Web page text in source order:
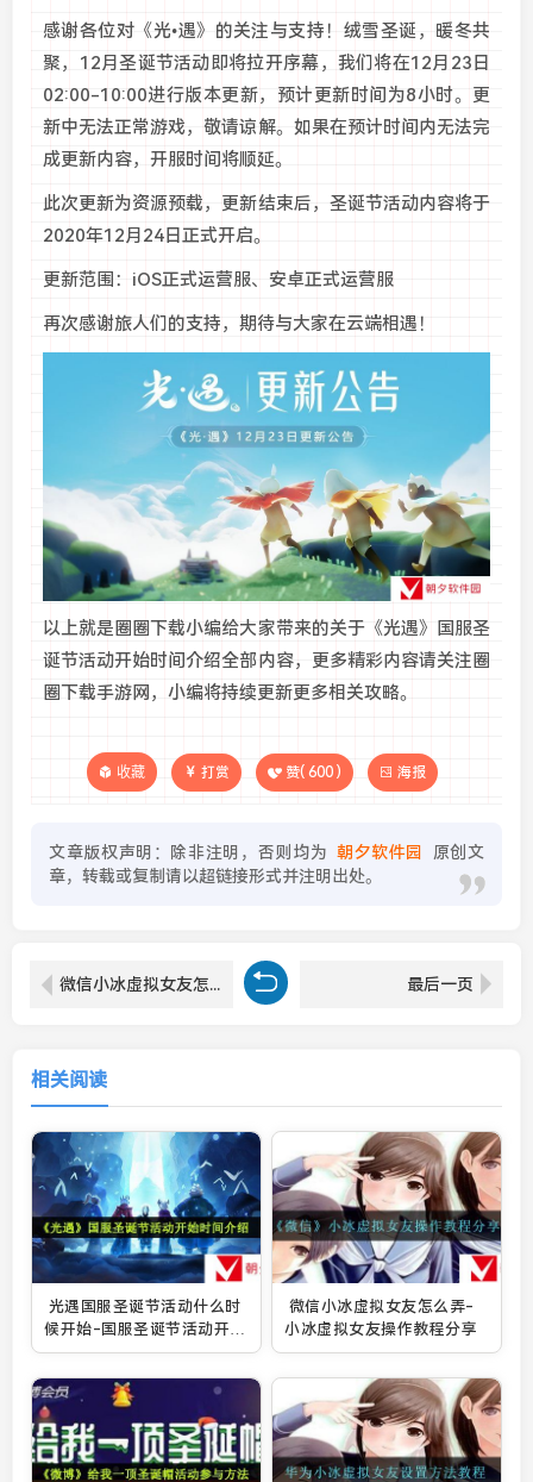
感谢各位对《光•遇》的关注与支持！绒雪圣诞，暖冬共
聚，12月圣诞节活动即将拉开序幕，我们将在12月23日
02:00-10:00进行版本更新，预计更新时间为8小时。更
新中无法正常游戏，敬请谅解。如果在预计时间内无法完
成更新内容，开服时间将顺延。
此次更新为资源预载，更新结束后，圣诞节活动内容将于
2020年12月24日正式开启。
更新范围：iOS正式运营服、安卓正式运营服
再次感谢旅人们的支持，期待与大家在云端相遇！
以上就是圈圈下载小编给大家带来的关于《光遇》国服圣
诞节活动开始时间介绍全部内容，更多精彩内容请关注圈
圈下载手游网，小编将持续更新更多相关攻略。
收藏 打赏 赞( 600 ) 海报
文章版权声明：除非注明，否则均为 朝夕软件园
原创文
章，转载或复制请以超链接形式并注明出处。
微信小冰虚拟女友怎么弄-小冰虚拟女友操作教程分享 最后一页
相关阅读
光遇国服圣诞节活动什么时
候开始-国服圣诞节活动开始
时间介绍
微信小冰虚拟女友怎么弄-
小冰虚拟女友操作教程分享